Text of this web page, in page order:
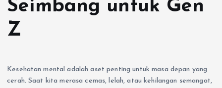
Seimbang untuk Gen
Z
Kesehatan mental adalah aset penting untuk masa depan yang
cerah. Saat kita merasa cemas, lelah, atau kehilangan semangat,